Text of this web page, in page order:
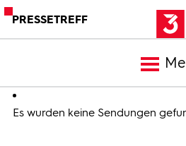
PRESSETREFF
Es wurden keine Sendungen